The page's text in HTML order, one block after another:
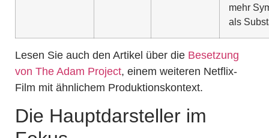
mehr
als
Lesen Sie auch den Artikel über die Besetzung
von The Adam Project, einem weiteren Netflix-
Film mit ähnlichem Produktionskontext.
Die Hauptdarsteller im